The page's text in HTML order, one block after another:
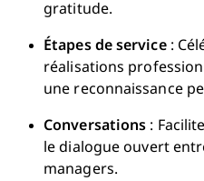
gratitude.
Étapes de service:
réalisations
une reconnaissance
Conversations :
le dialogue ouvert
managers.